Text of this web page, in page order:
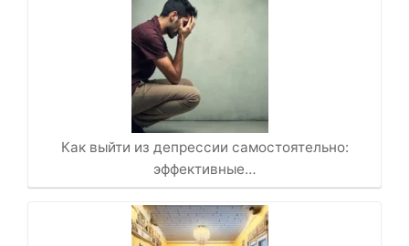
Как выйти из депрессии самостоятельно:
эффективные…